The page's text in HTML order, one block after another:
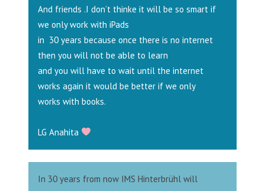
And friends .I don’t thinke it will be so smart if
we only work with iPads
in 30 years because once there is no internet
then you will not be able to learn
and you will have to wait until the internet
works again it would be better if we only
works with books.
LG Anahita
In 30 years from now IMS Hinterbrühl will